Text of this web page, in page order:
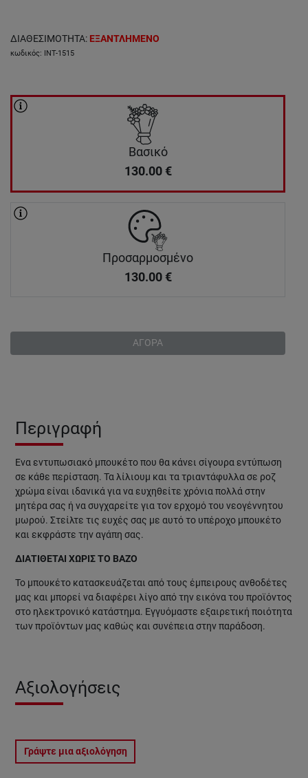
ΔΙΑΘΕΣΙΜΟΤΗΤΑ: ΕΞΑΝΤΛΗΜΕΝΟ
κωδικός: INT-1515
Βασικό
130.00 €
Προσαρμοσμένο
130.00 €
ΑΓΟΡΑ
Περιγραφή
Ένα εντυπωσιακό μπουκέτο που θα κάνει σίγουρα εντύπωση
σε κάθε περίσταση. Τα λίλιουμ και τα τριαντάφυλλα σε ροζ
χρώμα είναι ιδανικά για να ευχηθείτε χρόνια πολλά στην
μητέρα σας ή να συγχαρείτε για τον ερχομό του νεογέννητου
μωρού. Στείλτε τις ευχές σας με αυτό το υπέροχο μπουκέτο
και εκφράστε την αγάπη σας.
ΔΙΑΤΙΘΕΤΑΙ ΧΩΡΙΣ ΤΟ ΒΑΖΟ
Το μπουκέτο κατασκευάζεται από τους έμπειρους ανθοδέτες
μας και μπορεί να διαφέρει λίγο από την εικόνα του προϊόντος
στο ηλεκτρονικό κατάστημα. Εγγυόμαστε εξαιρετική ποιότητα
των προϊόντων μας καθώς και συνέπεια στην παράδοση.
Αξιολογήσεις
Γράψτε μια αξιολόγηση